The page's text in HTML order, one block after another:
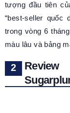
tượng đầu tiên
“best‑seller
trong vòng 6
màu lâu và bảng